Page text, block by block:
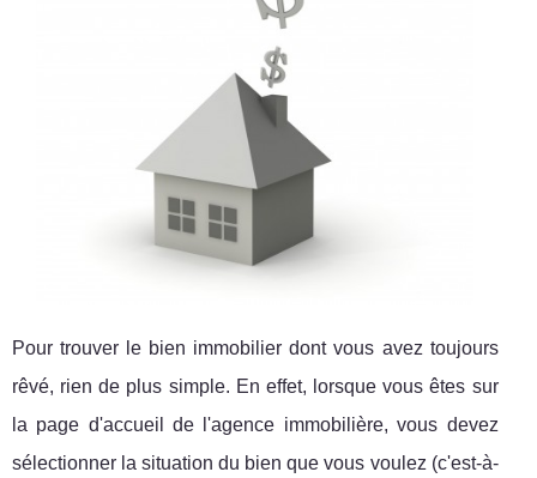
Pour trouver le bien immobilier dont vous avez toujours
rêvé, rien de plus simple. En effet, lorsque vous êtes sur
la page d'accueil de l'agence immobilière, vous devez
sélectionner la situation du bien que vous voulez (c'est-à-